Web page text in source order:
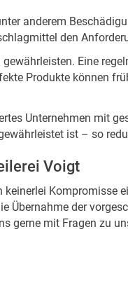
anderem
den
Eine
Produkte können
Unternehmen mit
ist – so
Voigt
Kompromisse
Übernahme der
gerne mit Fragen zu